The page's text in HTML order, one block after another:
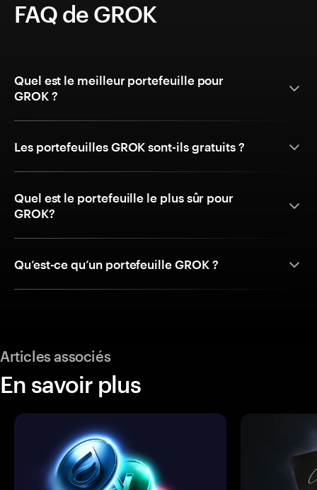
FAQ de GROK
Quel est le meilleur portefeuille pour
GROK ?
Les portefeuilles GROK sont-ils gratuits ?
Quel est le portefeuille le plus sûr pour
GROK?
Qu’est-ce qu’un portefeuille GROK ?
Articles associés
En savoir plus